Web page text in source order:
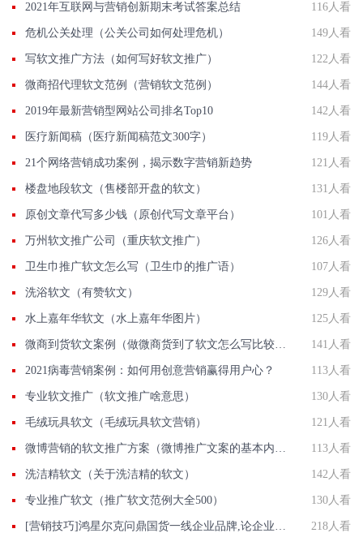
2021年互联网与营销创新期末考试答案总结 116人看
危机公关处理（公关公司如何处理危机） 149人看
写软文推广方法（如何写好软文推广） 122人看
微商招代理软文范例（营销软文范例） 144人看
2019年最新营销型网站公司排名Top10 142人看
医疗新闻稿（医疗新闻稿范文300字） 119人看
21个网络营销成功案例，揭示数字营销新趋势 121人看
楼盘地段软文（售楼部开盘的软文） 131人看
原创文章代写多少钱（原创代写文章平台） 101人看
万州软文推广公司（重庆软文推广） 126人看
卫生巾推广软文怎么写（卫生巾的推广语） 107人看
洗浴软文（有赞软文） 129人看
水上嘉年华软文（水上嘉年华图片） 125人看
微商到货软文案例（做微商货到了软文怎么写比较好） 141人看
2021病毒营销案例：如何用创意营销赢得用户心？ 113人看
专业软文推广（软文推广啥意思） 130人看
毛绒玩具软文（毛绒玩具软文营销） 121人看
微博营销的软文推广方案（微博推广文案的基本内容有哪些） 113人看
洗洁精软文（关于洗洁精的软文） 142人看
专业推广软文（推广软文范例大全500） 130人看
[营销技巧]鸿星尔克问鼎国货一线企业品牌,论企业品牌舆情监测的重要性 218人看